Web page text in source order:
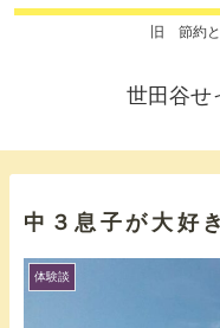
旧 節約
世田谷せ
中３息子が大好
体験談